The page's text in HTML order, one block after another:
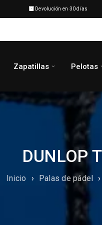
Devolución en 30 días
Zapatillas Pelotas
DUNLOP
Inicio › Palas de pádel ›